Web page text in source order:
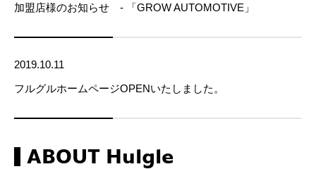
加盟店様のお知らせ - 「GROW AUTOMOTIVE」
2019.10.11
フルグルホームページOPENいたしました。
ABOUT Hulgle